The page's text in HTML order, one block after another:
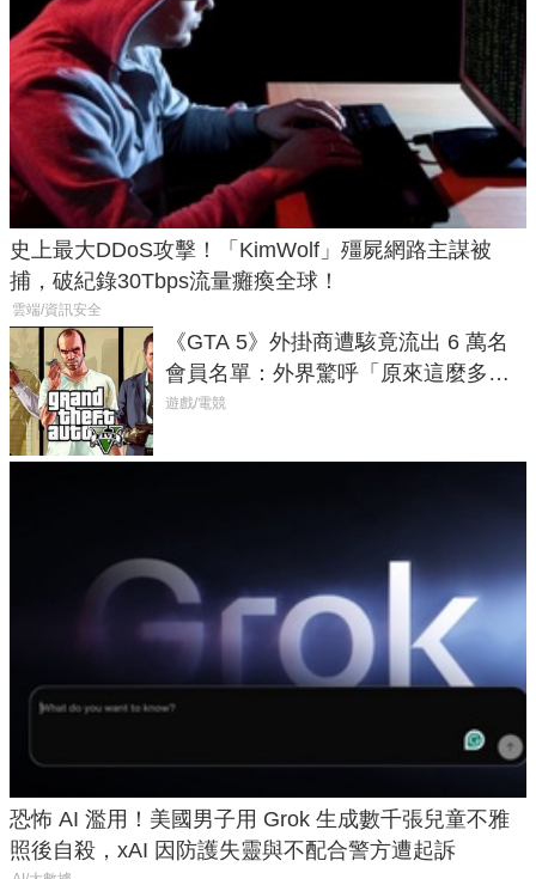
史上最大DDoS攻擊！「KimWolf」殭屍網路主謀被
捕，破紀錄30Tbps流量癱瘓全球！
雲端/資訊安全
《GTA 5》外掛商遭駭竟流出 6 萬名
會員名單：外界驚呼「原來這麼多人
在開掛！」
遊戲/電競
恐怖 AI 濫用！美國男子用 Grok 生成數千張兒童不雅
照後自殺，xAI 因防護失靈與不配合警方遭起訴